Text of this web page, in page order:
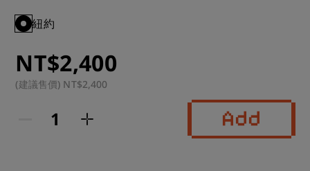
適合年齡：12歲以上
運送方式：超商 or 宅配
註：本商品為總廠直接調貨，需要工作天數為一周左右
下單前再請客人注意，若造成不便還請見諒
紐約
NT$2,400
(建議售價) NT$2,400
Add